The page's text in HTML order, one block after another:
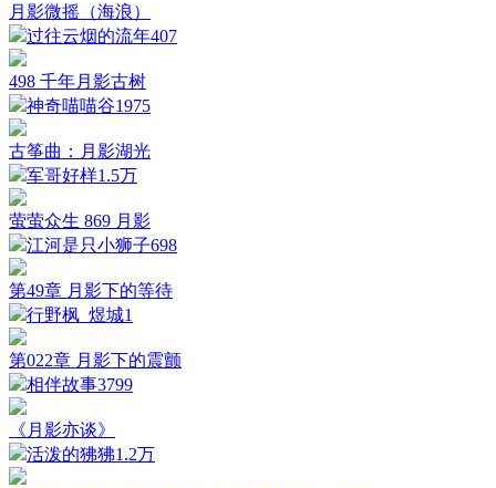
月影微摇（海浪）
过往云烟的流年407
498 千年月影古树
神奇喵喵谷1975
古筝曲：月影湖光
军哥好样1.5万
萤萤众生 869 月影
江河是只小狮子698
第49章 月影下的等待
行野枫_煜城1
第022章 月影下的震颤
相伴故事3799
《月影亦谈》
活泼的狒狒1.2万